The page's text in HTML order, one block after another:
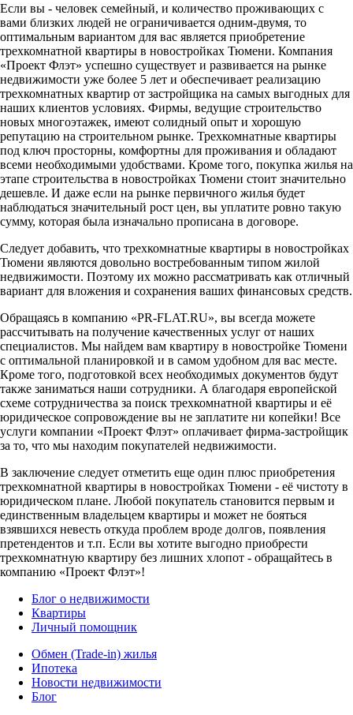
Если вы - человек семейный, и количество проживающих с
вами близких людей не ограничивается одним-двумя, то
оптимальным вариантом для вас является приобретение
трехкомнатной квартиры в новостройках Тюмени. Компания
«Проект Флэт» успешно существует и развивается на рынке
недвижимости уже более 5 лет и обеспечивает реализацию
трехкомнатных квартир от застройщика на самых выгодных для
наших клиентов условиях. Фирмы, ведущие строительство
новых многоэтажек, имеют солидный опыт и хорошую
репутацию на строительном рынке. Трехкомнатные квартиры
под ключ просторны, комфортны для проживания и обладают
всеми необходимыми удобствами. Кроме того, покупка жилья на
этапе строительства в новостройках Тюмени стоит значительно
дешевле. И даже если на рынке первичного жилья будет
наблюдаться значительный рост цен, вы уплатите ровно такую
сумму, которая была изначально прописана в договоре.
Следует добавить, что трехкомнатные квартиры в новостройках
Тюмени являются довольно востребованным типом жилой
недвижимости. Поэтому их можно рассматривать как отличный
вариант для вложения и сохранения ваших финансовых средств.
Обращаясь в компанию «PR-FLAT.RU», вы всегда можете
рассчитывать на получение качественных услуг от наших
специалистов. Мы найдем вам квартиру в новостройке Тюмени
с оптимальной планировкой и в самом удобном для вас месте.
Кроме того, подготовкой всех необходимых документов будут
также заниматься наши сотрудники. А благодаря европейской
схеме сотрудничества за поиск трехкомнатной квартиры и её
юридическое сопровождение вы не заплатите ни копейки! Все
услуги компании «Проект Флэт» оплачивает фирма-застройщик
за то, что мы находим покупателей недвижимости.
В заключение следует отметить еще один плюс приобретения
трехкомнатной квартиры в новостройках Тюмени - её чистоту в
юридическом плане. Любой покупатель становится первым и
единственным владельцем квартиры и может не бояться
взявшихся невесть откуда проблем вроде долгов, появления
претендентов и т.п. Если вы хотите выгодно приобрести
трехкомнатную квартиру без лишних хлопот - обращайтесь в
компанию «Проект Флэт»!
Блог о недвижимости
Квартиры
Личный помощник
Обмен (Trade-in) жилья
Ипотека
Новости недвижимости
Блог